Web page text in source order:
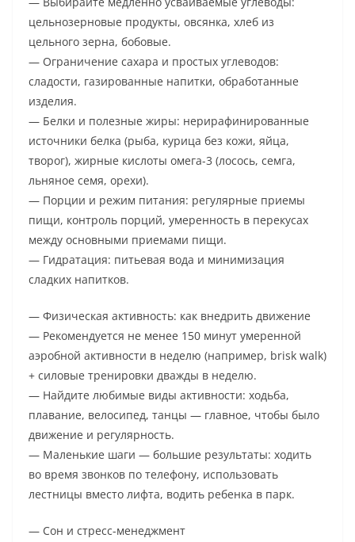
цельнозерновые продукты, овсянка, хлеб из
цельного зерна, бобовые.
— Ограничение сахара и простых углеводов:
сладости, газированные напитки, обработанные
изделия.
— Белки и полезные жиры: нерирафинированные
источники белка (рыба, курица без кожи, яйца,
творог), жирные кислоты омега-3 (лосось, семга,
льняное семя, орехи).
— Порции и режим питания: регулярные приемы
пищи, контроль порций, умеренность в перекусах
между основными приемами пищи.
— Гидратация: питьевая вода и минимизация
сладких напитков.
— Физическая активность: как внедрить движение
— Рекомендуется не менее 150 минут умеренной
аэробной активности в неделю (например, brisk walk)
+ силовые тренировки дважды в неделю.
— Найдите любимые виды активности: ходьба,
плавание, велосипед, танцы — главное, чтобы было
движение и регулярность.
— Маленькие шаги — большие результаты: ходить
во время звонков по телефону, использовать
лестницы вместо лифта, водить ребенка в парк.
— Сон и стресс-менеджмент